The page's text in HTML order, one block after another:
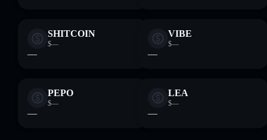
SHITCOIN
$—
—
VIBE
$—
—
PEPO
$—
—
LEA
$—
—